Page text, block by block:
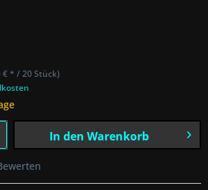
€ * / 20 Stück)
In den Warenkorb